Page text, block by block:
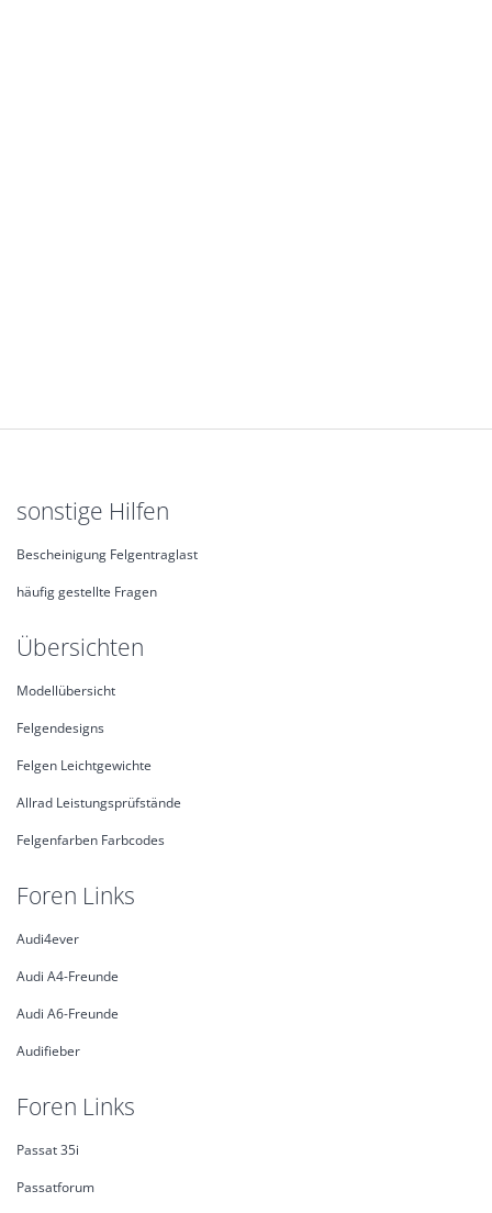
sonstige Hilfen
Bescheinigung Felgentraglast
häufig gestellte Fragen
Übersichten
Modellübersicht
Felgendesigns
Felgen Leichtgewichte
Allrad Leistungsprüfstände
Felgenfarben Farbcodes
Foren Links
Audi4ever
Audi A4-Freunde
Audi A6-Freunde
Audifieber
Foren Links
Passat 35i
Passatforum